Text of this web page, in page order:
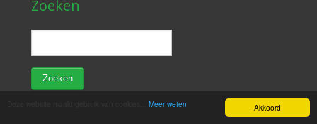
Akkoord
Meer weten
Zoeken